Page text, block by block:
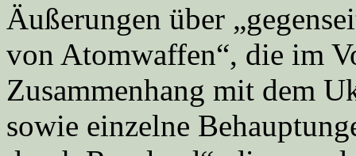
Äußerungen über
von Atomwaffen“, die im
Zusammenhang mit dem
sowie einzelne